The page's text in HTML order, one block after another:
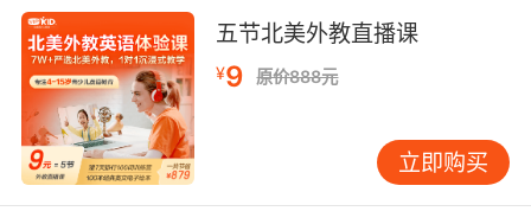
据课程完成进度设置合理扣费比例。某知名在线
英语培训机构曾因"开课后一律不退"条款被行政
处罚，整改后采用"7日反悔期全额退，30%课程
内扣20%手续费"的新规则，既符合《消费者权益
保护法》，又降低纠纷概率。这种模式值得借
鉴。
五节北美外教直播课
¥9 原价888元
立即购买